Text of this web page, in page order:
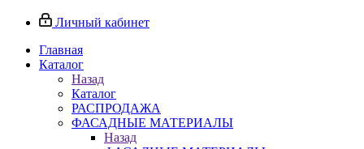
Личный кабинет
Главная
Каталог
Назад
Каталог
РАСПРОДАЖА
ФАСАДНЫЕ МАТЕРИАЛЫ
Назад